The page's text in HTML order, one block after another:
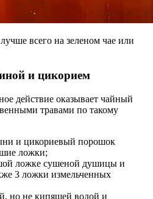
всего на зеленом чае или
и цикорием
действие оказывает чайный
травами по такому
и цикориевый порошок
ложки;
ложке сушеной душицы и
3 ложки измельченных
но не кипящей водой и